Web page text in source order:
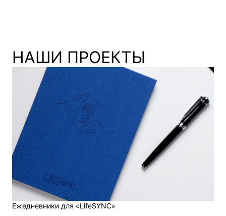
НАШИ ПРОЕКТЫ
Ежедневники для «LifeSYNC»